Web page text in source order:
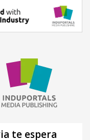
te espera